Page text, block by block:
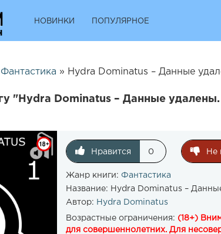
НОВИНКИ ПОПУЛЯРНОЕ
Фантастика » Hydra Dominatus – Данные
"Hydra Dominatus – Данные
Нравится 0 Не
Жанр книги:Фантастика
Название: Hydra Dominatus –
Автор: Hydra Dominatus
Возрастные ограничения: (18+)
для совершеннолетних. Для